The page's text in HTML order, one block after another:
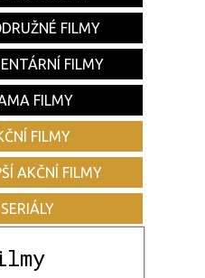
FILMY
FILMY
FILMY
FILMY
AKČNÍ FILMY